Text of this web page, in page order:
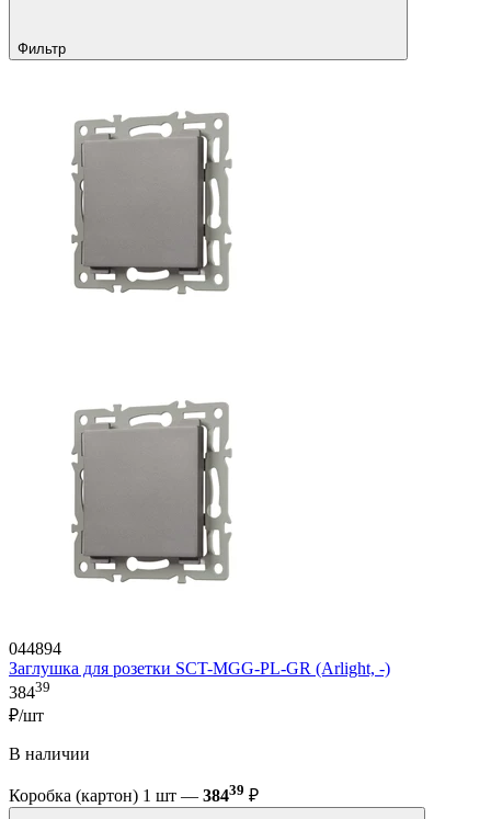
Фильтр
044894
Заглушка для розетки SCT-MGG-PL-GR (Arlight, -)
38439
₽/шт
В наличии
Коробка (картон) 1 шт — 38439 ₽